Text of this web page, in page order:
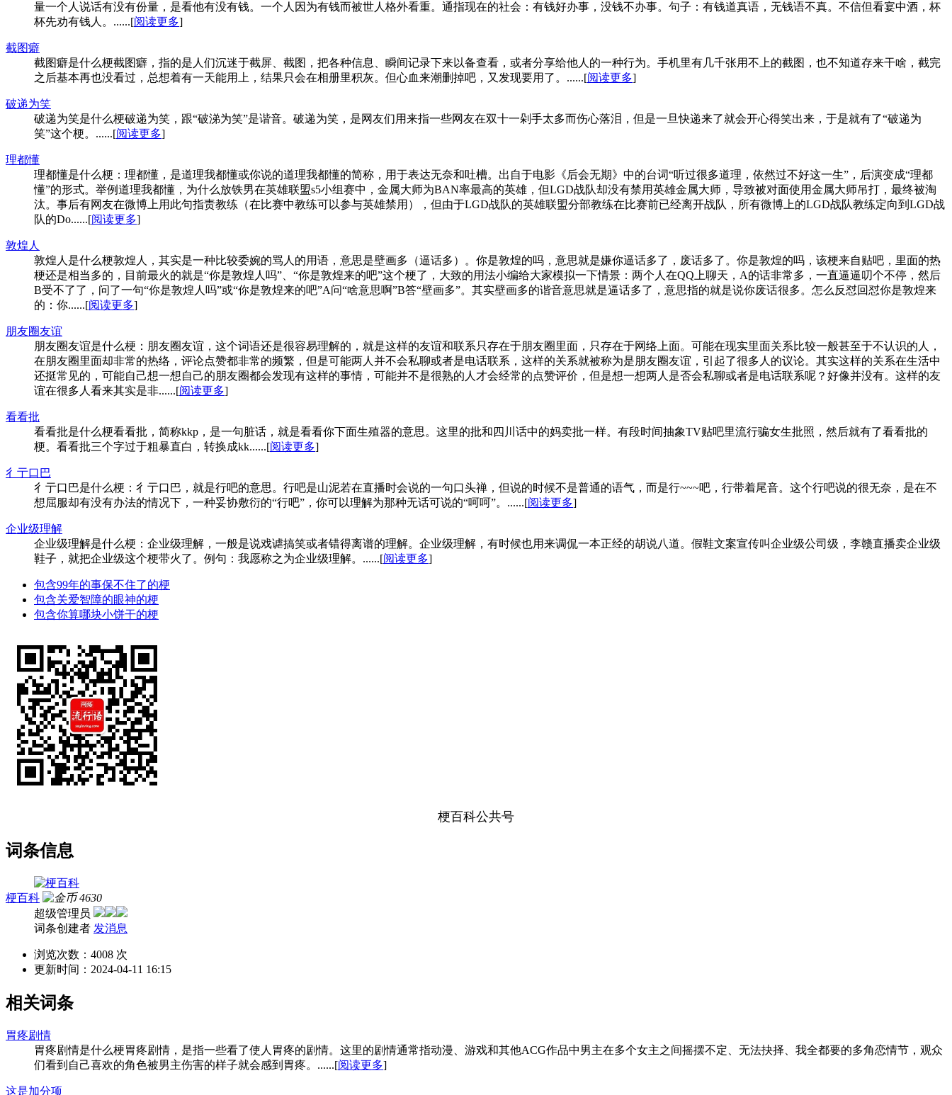
量一个人说话有没有份量，是看他有没有钱。一个人因为有钱而被世人格外看重。通指现在的社会：有钱好办事，没钱不办事。句子：有钱道真语，无钱语不真。不信但看宴中酒，杯
杯先劝有钱人。......[阅读更多]
截图癖
截图癖是什么梗截图癖，指的是人们沉迷于截屏、截图，把各种信息、瞬间记录下来以备查看，或者分享给他人的一种行为。手机里有几千张用不上的截图，也不知道存来干啥，截完
之后基本再也没看过，总想着有一天能用上，结果只会在相册里积灰。但心血来潮删掉吧，又发现要用了。......[阅读更多]
破递为笑
破递为笑是什么梗破递为笑，跟“破涕为笑”是谐音。破递为笑，是网友们用来指一些网友在双十一剁手太多而伤心落泪，但是一旦快递来了就会开心得笑出来，于是就有了“破递为
笑”这个梗。......[阅读更多]
理都懂
理都懂是什么梗：理都懂，是道理我都懂或你说的道理我都懂的简称，用于表达无奈和吐槽。出自于电影《后会无期》中的台词“听过很多道理，依然过不好这一生”，后演变成“理都
懂”的形式。举例道理我都懂，为什么放铁男在英雄联盟s5小组赛中，金属大师为BAN率最高的英雄，但LGD战队却没有禁用英雄金属大师，导致被对面使用金属大师吊打，最终被淘
汰。事后有网友在微博上用此句指责教练（在比赛中教练可以参与英雄禁用），但由于LGD战队的英雄联盟分部教练在比赛前已经离开战队，所有微博上的LGD战队教练定向到LGD战
队的Do......[阅读更多]
敦煌人
敦煌人是什么梗敦煌人，其实是一种比较委婉的骂人的用语，意思是壁画多（逼话多）。你是敦煌的吗，意思就是嫌你逼话多了，废话多了。你是敦煌的吗，该梗来自贴吧，里面的热
梗还是相当多的，目前最火的就是“你是敦煌人吗”、“你是敦煌来的吧”这个梗了，大致的用法小编给大家模拟一下情景：两个人在QQ上聊天，A的话非常多，一直逼逼叨个不停，然后
B受不了了，问了一句“你是敦煌人吗”或“你是敦煌来的吧”A问“啥意思啊”B答“壁画多”。其实壁画多的谐音意思就是逼话多了，意思指的就是说你废话很多。怎么反怼回怼你是敦煌来
的：你......[阅读更多]
朋友圈友谊
朋友圈友谊是什么梗：朋友圈友谊，这个词语还是很容易理解的，就是这样的友谊和联系只存在于朋友圈里面，只存在于网络上面。可能在现实里面关系比较一般甚至于不认识的人，
在朋友圈里面却非常的热络，评论点赞都非常的频繁，但是可能两人并不会私聊或者是电话联系，这样的关系就被称为是朋友圈友谊，引起了很多人的议论。其实这样的关系在生活中
还挺常见的，可能自己想一想自己的朋友圈都会发现有这样的事情，可能并不是很熟的人才会经常的点赞评价，但是想一想两人是否会私聊或者是电话联系呢？好像并没有。这样的友
谊在很多人看来其实是非......[阅读更多]
看看批
看看批是什么梗看看批，简称kkp，是一句脏话，就是看看你下面生殖器的意思。这里的批和四川话中的妈卖批一样。有段时间抽象TV贴吧里流行骗女生批照，然后就有了看看批的
梗。看看批三个字过于粗暴直白，转换成kk......[阅读更多]
彳亍口巴
彳亍口巴是什么梗：彳亍口巴，就是行吧的意思。行吧是山泥若在直播时会说的一句口头禅，但说的时候不是普通的语气，而是行~~~吧，行带着尾音。这个行吧说的很无奈，是在不
想屈服却有没有办法的情况下，一种妥协敷衍的“行吧”，你可以理解为那种无话可说的“呵呵”。......[阅读更多]
企业级理解
企业级理解是什么梗：企业级理解，一般是说戏谑搞笑或者错得离谱的理解。企业级理解，有时候也用来调侃一本正经的胡说八道。假鞋文案宣传叫企业级公司级，李赣直播卖企业级
鞋子，就把企业级这个梗带火了。例句：我愿称之为企业级理解。......[阅读更多]
包含99年的事保不住了的梗
包含关爱智障的眼神的梗
包含你算哪块小饼干的梗
梗百科公共号
词条信息
梗百科
4630
超级管理员
词条创建者 发消息
浏览次数： 4008 次
更新时间： 2024-04-11 16:15
相关词条
胃疼剧情
胃疼剧情是什么梗胃疼剧情，是指一些看了使人胃疼的剧情。这里的剧情通常指动漫、游戏和其他ACG作品中男主在多个女主之间摇摆不定、无法抉择、我全都要的多角恋情节，观众
们看到自己喜欢的角色被男主伤害的样子就会感到胃疼。......[阅读更多]
这是加分项